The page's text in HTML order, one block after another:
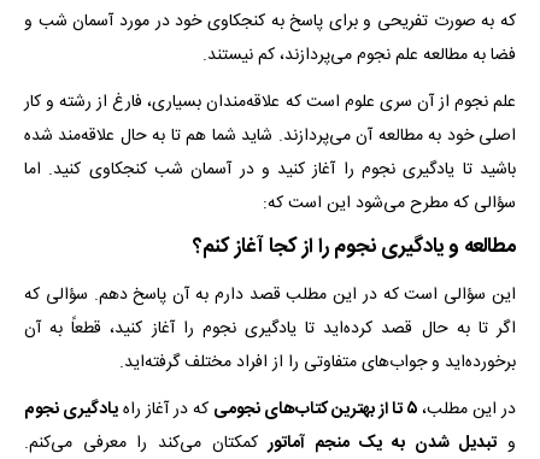
که به صورت تفریحی و برای پاسخ به کنجکاوی خود در مورد آسمان شب و
فضا به مطالعه علم نجوم می‌پردازند، کم نیستند.
علم نجوم از آن سری علوم است که علاقه‌مندان بسیاری، فارغ از رشته و کار
اصلی خود به مطالعه آن می‌پردازند. شاید شما هم تا به حال علاقه‌مند شده
باشید تا یادگیری نجوم را آغاز کنید و در آسمان شب کنجکاوی کنید. اما
سؤالی که مطرح می‌شود این است که:
مطالعه و یادگیری نجوم را از کجا آغاز کنم؟
این سؤالی است که در این مطلب قصد دارم به آن پاسخ دهم. سؤالی که
اگر تا به حال قصد کرده‌اید تا یادگیری نجوم را آغاز کنید، قطعاً به آن
برخورده‌اید و جواب‌های متفاوتی را از افراد مختلف گرفته‌اید.
در این مطلب،۵ تا از بهترین کتا‌ب‌های نجومی‌ که در آغاز راهیادگیری نجوم
و تبدیل شدن به یک منجم آماتورکمکتان می‌کند را معرفی می‌کنم.